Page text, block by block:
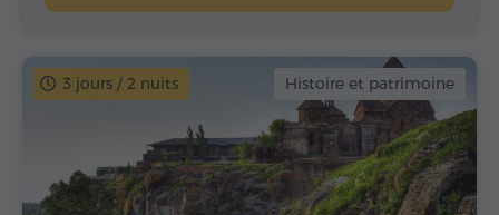
3 jours / 2 nuits Histoire et patrimoine